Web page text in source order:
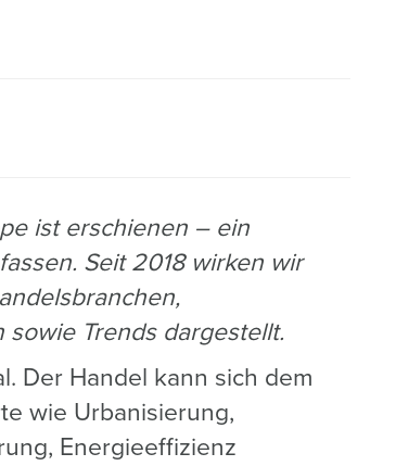
ist erschienen – ein
Seit 2018 wirken wir
Trends dargestellt.
Der Handel kann sich dem
wie Urbanisierung,
Energieeffizienz